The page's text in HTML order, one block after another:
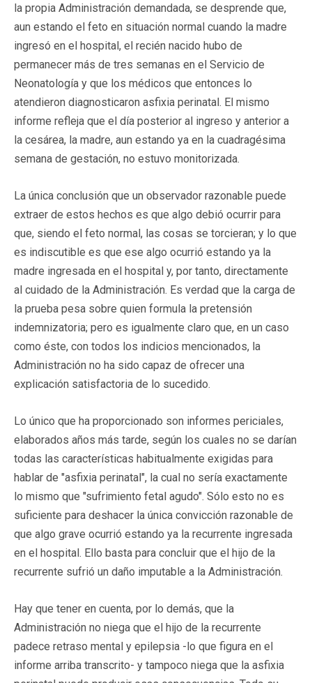
la propia Administración demandada, se desprende que,
aun estando el feto en situación normal cuando la madre
ingresó en el hospital, el recién nacido hubo de
permanecer más de tres semanas en el Servicio de
Neonatología y que los médicos que entonces lo
atendieron diagnosticaron asfixia perinatal. El mismo
informe refleja que el día posterior al ingreso y anterior a
la cesárea, la madre, aun estando ya en la cuadragésima
semana de gestación, no estuvo monitorizada.
La única conclusión que un observador razonable puede
extraer de estos hechos es que algo debió ocurrir para
que, siendo el feto normal, las cosas se torcieran; y lo que
es indiscutible es que ese algo ocurrió estando ya la
madre ingresada en el hospital y, por tanto, directamente
al cuidado de la Administración. Es verdad que la carga de
la prueba pesa sobre quien formula la pretensión
indemnizatoria; pero es igualmente claro que, en un caso
como éste, con todos los indicios mencionados, la
Administración no ha sido capaz de ofrecer una
explicación satisfactoria de lo sucedido.
Lo único que ha proporcionado son informes periciales,
elaborados años más tarde, según los cuales no se darían
todas las características habitualmente exigidas para
hablar de "asfixia perinatal", la cual no sería exactamente
lo mismo que "sufrimiento fetal agudo". Sólo esto no es
suficiente para deshacer la única convicción razonable de
que algo grave ocurrió estando ya la recurrente ingresada
en el hospital. Ello basta para concluir que el hijo de la
recurrente sufrió un daño imputable a la Administración.
Hay que tener en cuenta, por lo demás, que la
Administración no niega que el hijo de la recurrente
padece retraso mental y epilepsia -lo que figura en el
informe arriba transcrito- y tampoco niega que la asfixia